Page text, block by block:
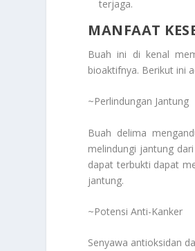
terjaga.
MANFAAT
Buah ini di kenal
bioaktifnya. Berikut ini
~Perlindungan Jantung
Buah delima
melindungi jantung
dapat terbukti dapat
jantung.
~Potensi Anti-Kanker
Senyawa antioksidan